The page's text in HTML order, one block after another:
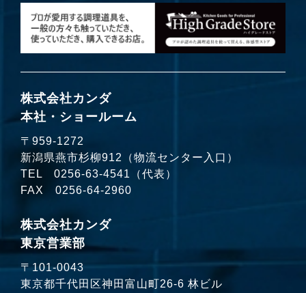
株式会社カンダ
本社・ショールーム
〒959-1272
新潟県燕市杉柳912（物流センター入口）
TEL 0256-63-4541
（代表）
FAX 0256-64-2960
株式会社カンダ
東京営業部
〒101-0043
東京都千代田区神田富山町26-6 林ビル